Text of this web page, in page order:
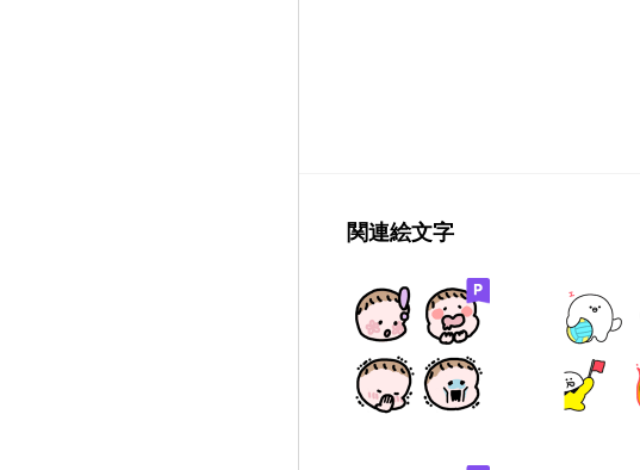
関連絵文字